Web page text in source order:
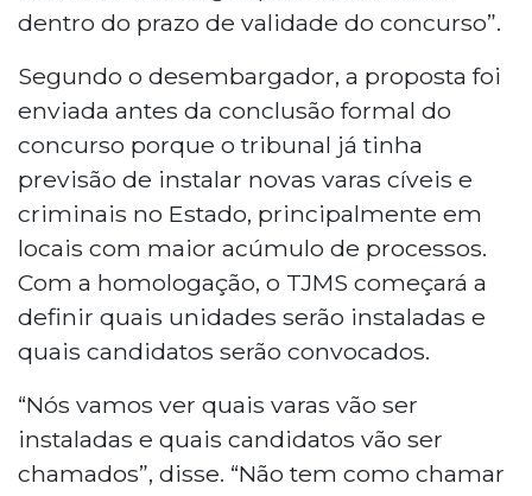
dentro do prazo de validade do concurso”.
Segundo o desembargador, a proposta foi
enviada antes da conclusão formal do
concurso porque o tribunal já tinha
previsão de instalar novas varas cíveis e
criminais no Estado, principalmente em
locais com maior acúmulo de processos.
Com a homologação, o TJMS começará a
definir quais unidades serão instaladas e
quais candidatos serão convocados.
“Nós vamos ver quais varas vão ser
instaladas e quais candidatos vão ser
chamados”, disse. “Não tem como chamar